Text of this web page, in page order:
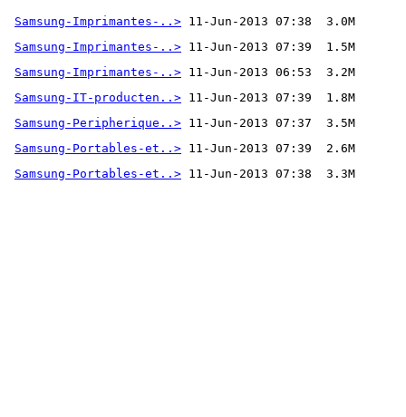
Samsung-Imprimantes-..>
Samsung-Imprimantes-..>
Samsung-Imprimantes-..>
Samsung-IT-producten..>
Samsung-Peripherique..>
Samsung-Portables-et..>
Samsung-Portables-et..> 11-Jun-2013 07:38  3.3M